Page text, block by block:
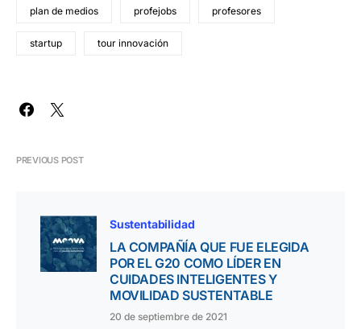
plan de medios profejobs profesores
startup tour innovación
PREVIOUS POST
Sustentabilidad
LA COMPAÑÍA QUE FUE ELEGIDA
POR EL G20 COMO LÍDER EN
CUIDADES INTELIGENTES Y
MOVILIDAD SUSTENTABLE
20 de septiembre de 2021